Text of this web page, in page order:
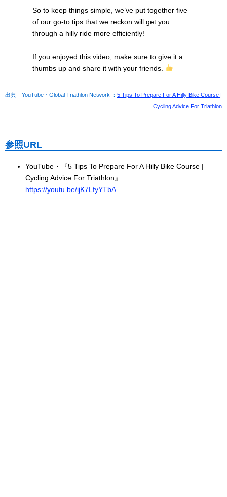
So to keep things simple, we’ve put together five
of our go-to tips that we reckon will get you
through a hilly ride more efficiently!
If you enjoyed this video, make sure to give it a
thumbs up and share it with your friends.
出典 YouTube・Global Triathlon Network ： 5 Tips To Prepare For A Hilly Bike Course |
Cycling Advice For Triathlon
参照URL
YouTube・『5 Tips To Prepare For A Hilly Bike Course |
Cycling Advice For Triathlon』
https://youtu.be/ijK7LfyYTbA